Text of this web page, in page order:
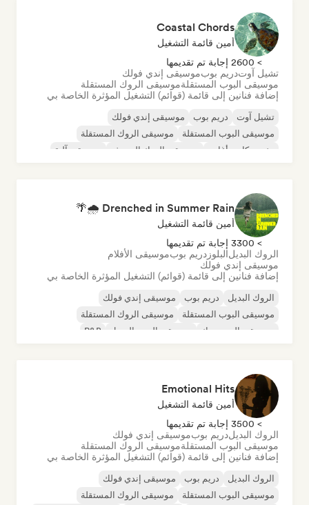
Coastal Chords
أمين قائمة التشغيل
> 2600 إجابة تم تقديمها
تشيل آوتدريم بوبموسيقى إندي فولك
موسيقى البوب المستقلةموسيقى الروك المستقلة
إضافة فنانين إلى قائمة (قوائم) التشغيل المؤثرة الخاصة بي
تشيل آوت دريم بوب
موسيقى إندي فولك
موسيقى البوب المستقلة
موسيقى الروك المستقلة
مغني وكاتب أغاني
موسيقى الروك السيرف موسيقى آلية
Drenched in Summer Rain 🌧️🌴
أمين قائمة التشغيل
> 3300 إجابة تم تقديمها
الروك البديلالبلوز دريم بوبموسيقى الأفلام
موسيقى إندي فولك
إضافة فنانين إلى قائمة (قوائم) التشغيل المؤثرة الخاصة بي
الروك البديل دريم بوب
موسيقى إندي فولك
موسيقى البوب المستقلة
موسيقى الروك المستقلة
موسيقى البوب روك
موسيقى البوب السول R&B
Emotional Hits
أمين قائمة التشغيل
> 3500 إجابة تم تقديمها
الروك البديلدريم بوبموسيقى إندي فولك
موسيقى البوب المستقلةموسيقى الروك المستقلة
إضافة فنانين إلى قائمة (قوائم) التشغيل المؤثرة الخاصة بي
الروك البديل دريم بوب
موسيقى إندي فولك
موسيقى البوب المستقلة
موسيقى الروك المستقلة